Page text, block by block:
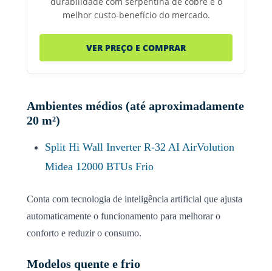
melhor custo-benefício do mercado.
VER PREÇO E COMPRAR
Ambientes médios (até aproximadamente
20 m²)
Split Hi Wall Inverter R-32 AI AirVolution
Midea 12000 BTUs Frio
Conta com tecnologia de inteligência artificial que ajusta
automaticamente o funcionamento para melhorar o
conforto e reduzir o consumo.
Modelos quente e frio